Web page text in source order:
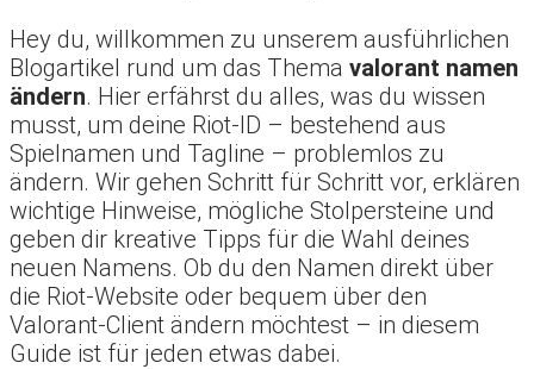
Hey du, willkommen zu unserem ausführlichen
Blogartikel rund um das Thema valorant namen
ändern. Hier erfährst du alles, was du wissen
musst, um deine Riot-ID – bestehend aus
Spielnamen und Tagline – problemlos zu
ändern. Wir gehen Schritt für Schritt vor, erklären
wichtige Hinweise, mögliche Stolpersteine und
geben dir kreative Tipps für die Wahl deines
neuen Namens. Ob du den Namen direkt über
die Riot-Website oder bequem über den
Valorant-Client ändern möchtest – in diesem
Guide ist für jeden etwas dabei.